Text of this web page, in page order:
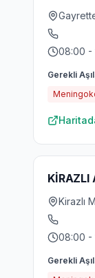
08:00 -
Gerekli
KİRAZLI
Kirazlı
08:00 -
Gerekli